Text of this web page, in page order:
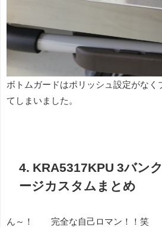
ボトムガードはポリッシュ設定がなく
てしまいました。
4. KRA5317KPU 3バン
ージカスタムまとめ
ん～！ 完全な自己ロマン！！笑